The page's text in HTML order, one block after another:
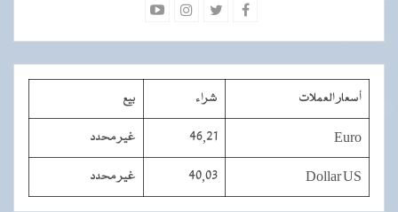
أسعار العملات شراء بيع
Euro
46,21 غير محدد
Dollar US
40,03 غير محدد